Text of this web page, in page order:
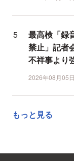
最高検「録
禁止」記者
不祥事より
2026年08月05
もっと見る